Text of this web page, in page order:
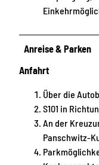
Anreise & Parken
Anfahrt
Über die
S101 in
An der
Panschwitz-